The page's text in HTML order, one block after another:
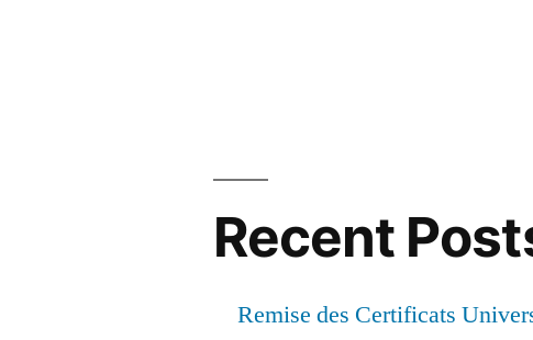
Recent
Remise des Certificats